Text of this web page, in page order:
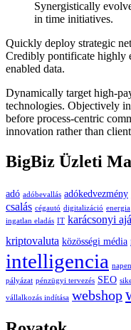
Synergistically
in time initiatives.
Quickly deploy strategic
Credibly pontificate highly
enabled data.
Dynamically target high-
technologies. Objectively
before process-centric
innovation rather than
BigBiz Üzleti
adó adóbevallás adókedvezmény
csalás cégautó digitalizáció energia
ingatlan eladás IT karácsonyi
kriptovaluta közösségi média
intelligencia
pályázat pénzügyi tervezés SEO
vállalkozás indítása webshop